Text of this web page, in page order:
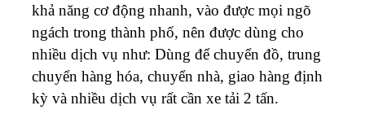
khả năng cơ động nhanh, vào được mọi ngõ
ngách trong thành phố, nên được dùng cho
nhiều dịch vụ như: Dùng để chuyển đồ, trung
chuyển hàng hóa, chuyển nhà, giao hàng định
kỳ và nhiều dịch vụ rất cần xe tải 2 tấn.